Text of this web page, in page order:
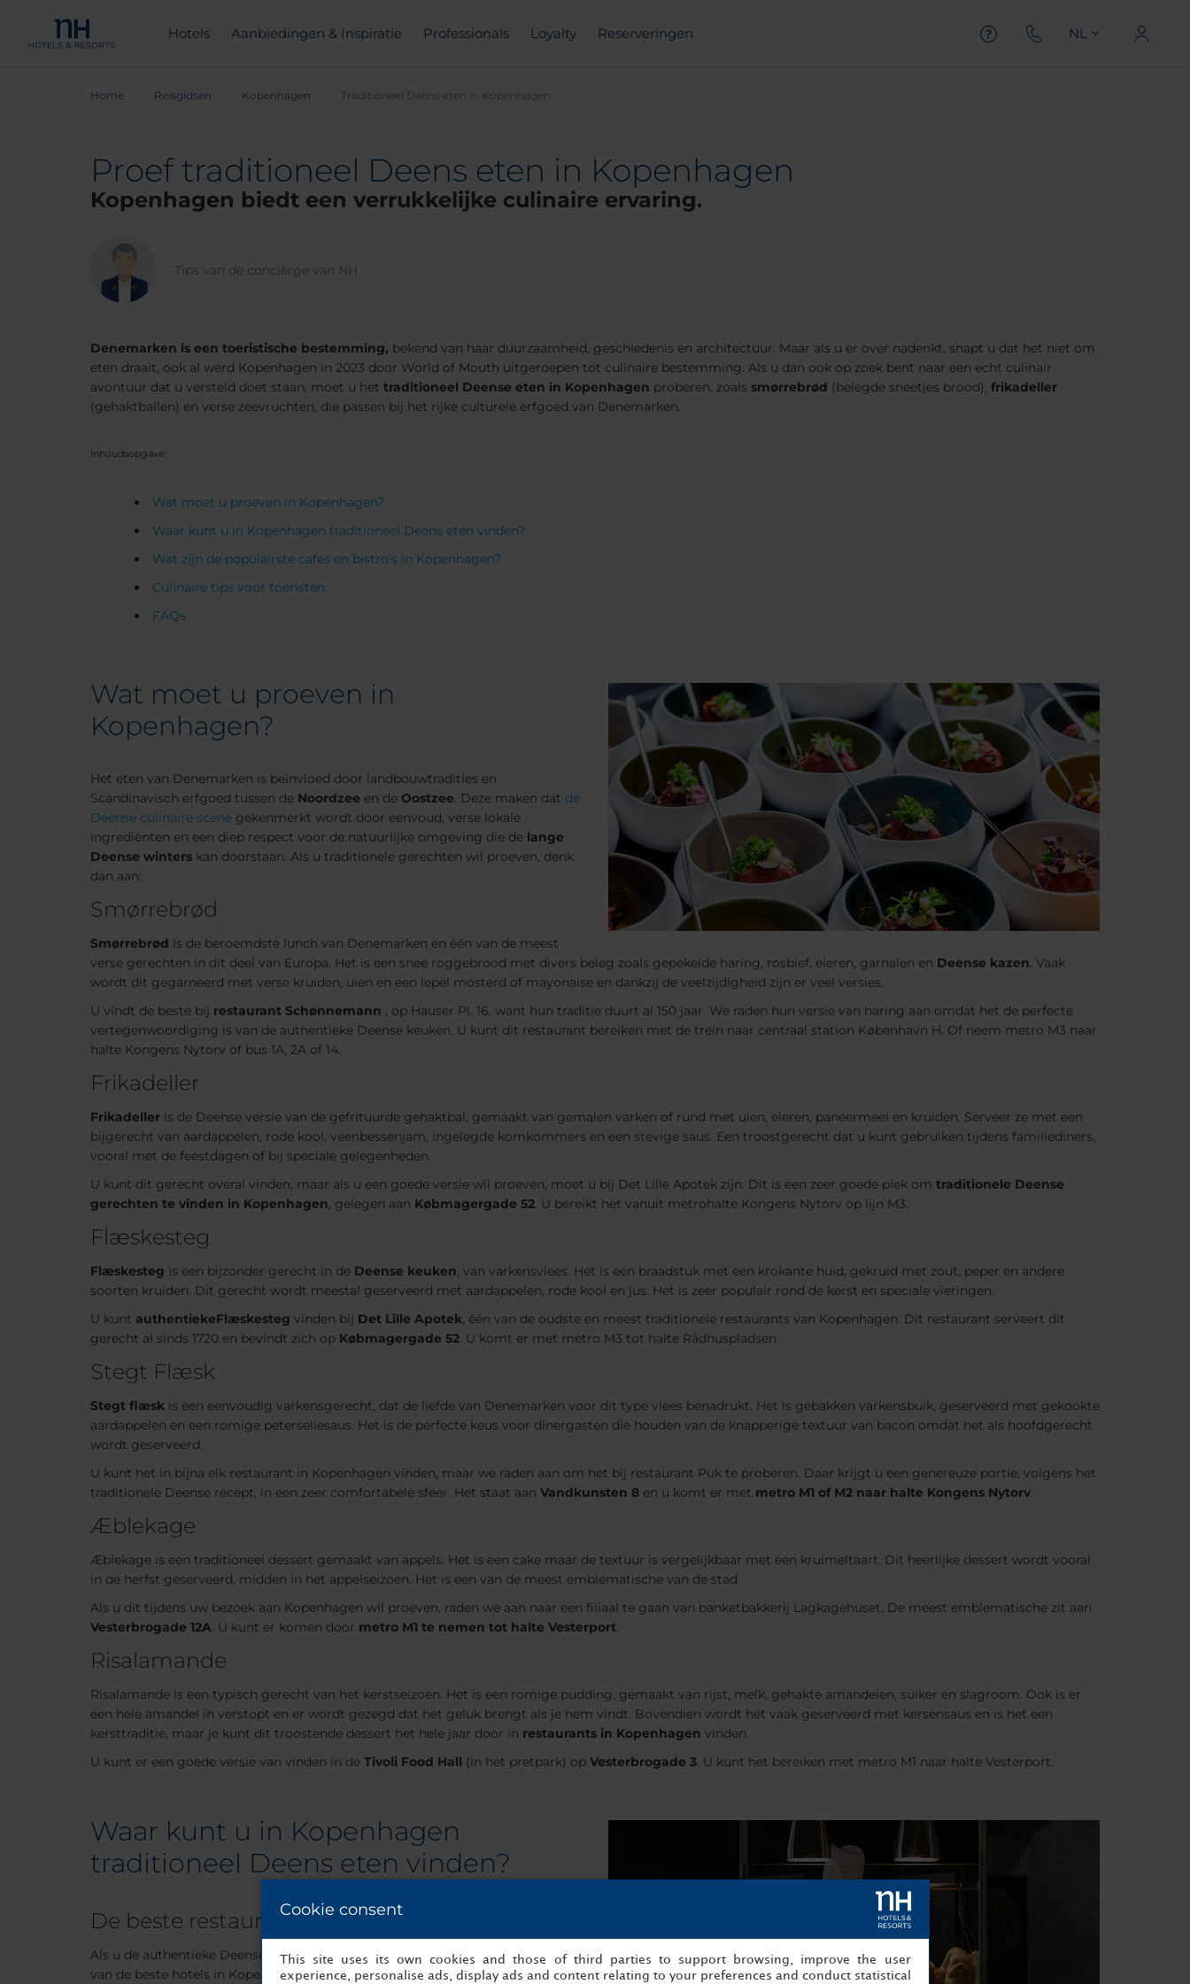
Hotels Aanbiedingen & Inspiratie Professionals Loyalty Reserveringen NL
Home Reisgidsen Kopenhagen Traditioneel Deens eten in Kopenhagen
Proef traditioneel Deens eten in Kopenhagen
Kopenhagen biedt een verrukkelijke culinaire ervaring.
Tips van de conciërge van NH
Denemarken is een toeristische bestemming, bekend van haar duurzaamheid, geschiedenis en architectuur. Maar als u er over nadenkt, snapt u dat het niet om
eten draait, ook al werd Kopenhagen in 2023 door World of Mouth uitgeroepen tot culinaire bestemming. Als u dan ook op zoek bent naar een echt culinair
avontuur dat u versteld doet staan, moet u het traditioneel Deense eten in Kopenhagen proberen, zoals smørrebrød (belegde sneetjes brood), frikadeller
(gehaktballen) en verse zeevruchten, die passen bij het rijke culturele erfgoed van Denemarken.
Inhoudsopgave:
Wat moet u proeven in Kopenhagen?
Waar kunt u in Kopenhagen traditioneel Deens eten vinden?
Wat zijn de populairste cafés en bistro's in Kopenhagen?
Culinaire tips voor toeristen
FAQs
Wat moet u proeven in
Kopenhagen?
Het eten van Denemarken is beïnvloed door landbouwtradities en
Scandinavisch erfgoed tussen de Noordzee en de Oostzee. Deze maken dat de
Deense culinaire scene gekenmerkt wordt door eenvoud, verse lokale
ingrediënten en een diep respect voor de natuurlijke omgeving die de lange
Deense winters kan doorstaan. Als u traditionele gerechten wil proeven, denk
dan aan:
Smørrebrød
Smørrebrød is de beroemdste lunch van Denemarken en één van de meest
verse gerechten in dit deel van Europa. Het is een snee roggebrood met divers beleg zoals gepekelde haring, rosbief, eieren, garnalen en Deense kazen. Vaak
wordt dit gegarneerd met verse kruiden, uien en een lepel mosterd of mayonaise en dankzij de veelzijdigheid zijn er veel versies.
U vindt de beste bij restaurant Schønnemann , op Hauser Pl. 16, want hun traditie duurt al 150 jaar. We raden hun versie van haring aan omdat het de perfecte
vertegenwoordiging is van de authentieke Deense keuken. U kunt dit restaurant bereiken met de trein naar centraal station København H. Of neem metro M3 naar
halte Kongens Nytorv of bus 1A, 2A of 14.
Frikadeller
Frikadeller is de Deense versie van de gefrituurde gehaktbal, gemaakt van gemalen varken of rund met uien, eieren, paneermeel en kruiden. Serveer ze met een
bijgerecht van aardappelen, rode kool, veenbessenjam, ingelegde komkommers en een stevige saus. Een troostgerecht dat u kunt gebruiken tijdens familiediners,
vooral met de feestdagen of bij speciale gelegenheden.
U kunt dit gerecht overal vinden, maar als u een goede versie wil proeven, moet u bij Det Lille Apotek zijn. Dit is een zeer goede plek om traditionele Deense
gerechten te vinden in Kopenhagen, gelegen aan Købmagergade 52. U bereikt het vanuit metrohalte Kongens Nytorv op lijn M3.
Flæskesteg
Flæskesteg is een bijzonder gerecht in de Deense keuken, van varkensvlees. Het is een braadstuk met een krokante huid, gekruid met zout, peper en andere
soorten kruiden. Dit gerecht wordt meestal geserveerd met aardappelen, rode kool en jus. Het is zeer populair rond de kerst en speciale vieringen.
U kunt authentiekeFlæskesteg vinden bij Det Lille Apotek, één van de oudste en meest traditionele restaurants van Kopenhagen. Dit restaurant serveert dit
gerecht al sinds 1720 en bevindt zich op Købmagergade 52. U komt er met metro M3 tot halte Rådhuspladsen.
Stegt Flæsk
Stegt flæsk is een eenvoudig varkensgerecht, dat de liefde van Denemarken voor dit type vlees benadrukt. Het is gebakken varkensbuik, geserveerd met gekookte
aardappelen en een romige peterseliesaus. Het is de perfecte keus voor dinergasten die houden van de knapperige textuur van bacon omdat het als hoofdgerecht
wordt geserveerd.
U kunt het in bijna elk restaurant in Kopenhagen vinden, maar we raden aan om het bij restaurant Puk te proberen. Daar krijgt u een genereuze portie, volgens het
traditionele Deense recept, in een zeer comfortabele sfeer. Het staat aan Vandkunsten 8 en u komt er met metro M1 of M2 naar halte Kongens Nytorv.
Æblekage
Æblekage is een traditioneel dessert gemaakt van appels. Het is een cake maar de textuur is vergelijkbaar met een kruimeltaart. Dit heerlijke dessert wordt vooral
in de herfst geserveerd, midden in het appelseizoen. Het is een van de meest emblematische van de stad.
Als u dit tijdens uw bezoek aan Kopenhagen wil proeven, raden we aan naar een filiaal te gaan van banketbakkerij Lagkagehuset. De meest emblematische zit aan
Vesterbrogade 12A. U kunt er komen door metro M1 te nemen tot halte Vesterport.
Risalamande
Risalamande is een typisch gerecht van het kerstseizoen. Het is een romige pudding, gemaakt van rijst, melk, gehakte amandelen, suiker en slagroom. Ook is er
een hele amandel in verstopt en er wordt gezegd dat het geluk brengt als je hem vindt. Bovendien wordt het vaak geserveerd met kersensaus en is het een
kersttraditie, maar je kunt dit troostende dessert het hele jaar door in restaurants in Kopenhagen vinden.
U kunt er een goede versie van vinden in de Tivoli Food Hall (in het pretpark) op Vesterbrogade 3. U kunt het bereiken met metro M1 naar halte Vesterport.
Waar kunt u in Kopenhagen
traditioneel Deens eten vinden?
De beste restaurants van Kopenhagen
Als u de authentieke Deense keuken wil ervaren, hebt u veel opties in de buurt
van de beste hotels in Kopenhagen. Noteer deze plekken in uw reisplan:
Cookie consent
This site uses its own cookies and those of third parties to support browsing, improve the user
experience, personalise ads, display ads and content relating to your preferences and conduct statistical